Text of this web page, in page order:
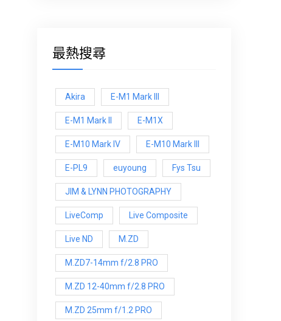
最熱搜尋
Akira E-M1 Mark III
E-M1 Mark ll E-M1X
E-M10 Mark IV E-M10 Mark lll
E-PL9 euyoung Fys Tsu
JIM & LYNN PHOTOGRAPHY
LiveComp Live Composite
Live ND M.ZD
M.ZD7-14mm f/2.8 PRO
M.ZD 12-40mm f/2.8 PRO
M.ZD 25mm f/1.2 PRO